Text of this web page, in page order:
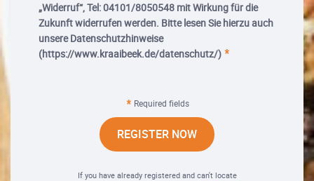
„Widerruf“, Tel: 04101/8050548 mit Wirkung für die
Zukunft widerrufen werden. Bitte lesen Sie hierzu auch
unsere Datenschutzhinweise
(https://www.kraaibeek.de/datenschutz/)
Required fields
REGISTER NOW
If you have already registered and can't locate